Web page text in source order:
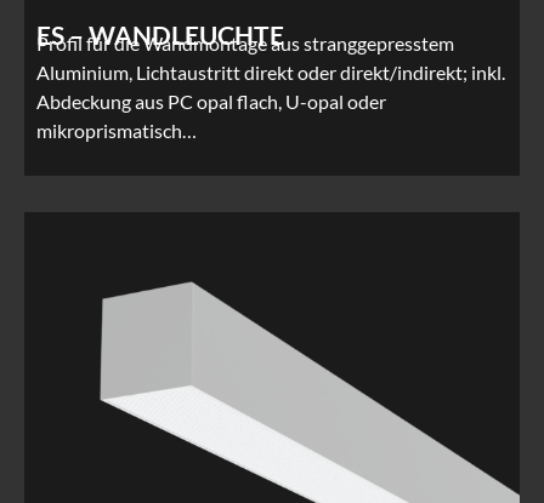
ES – WANDLEUCHTE
Profil für die Wandmontage aus stranggepresstem
Aluminium, Lichtaustritt direkt oder direkt/indirekt; inkl.
Abdeckung aus PC opal flach, U-opal oder
mikroprismatisch…